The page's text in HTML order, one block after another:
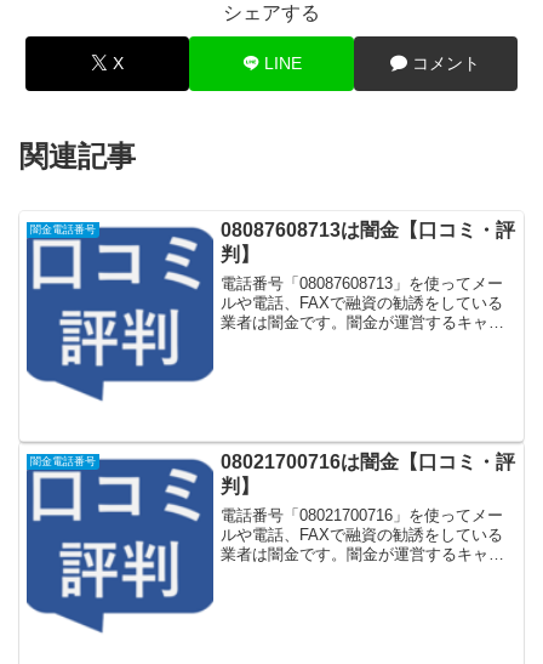
シェアする
X LINE コメント
関連記事
闇金電話番号
08087608713は闇金【口コミ・評
判】
電話番号「08087608713」を使ってメー
ルや電話、FAXで融資の勧誘をしている
業者は闇金です。闇金が運営するキャッ
闇金電話番号
08021700716は闇金【口コミ・評
判】
電話番号「08021700716」を使ってメー
ルや電話、FAXで融資の勧誘をしている
業者は闇金です。闇金が運営するキャッ